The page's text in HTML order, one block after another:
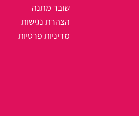
שובר מתנה
הצהרת נגישות
מדיניות פרטיות